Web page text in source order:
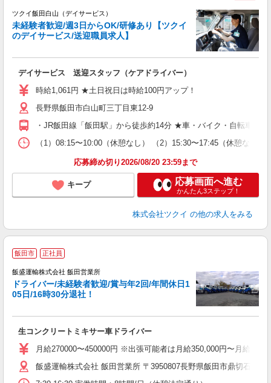
ツクイ飯田白山（デイサービス）
未経験者歓迎/週3日からOK/研修あり【ツクイ
のデイサービス/送迎職員求人】
デイサービス 送迎スタッフ（ケアドライバー）
時給1,061円 ★土日祝日は時給100円アップ！
長野県飯田市白山町三丁目東12-9
・JR飯田線「飯田駅」から徒歩約14分 ★車・バイク・自転車通
（1）08:15〜10:00（休憩なし） （2）15:30〜17:45（休憩な
応募締め切り2026/08/20 23:59まで
キープ 応募画面へ進む
かんたん3ステップ！
株式会社ツクイ の他の求人をみる
飯田市 正社員
飯盛運輸株式会社 飯田営業所
ドライバー/未経験者歓迎/賞与年2回/年間休日1
05日/16時30分退社！
生コンクリートミキサー車ドライバー
月給270000〜450000円 ※出張可能者は月給350,000円〜月給
飯盛運輸株式会社 飯田営業所 〒3950807長野県飯田市鼎切石